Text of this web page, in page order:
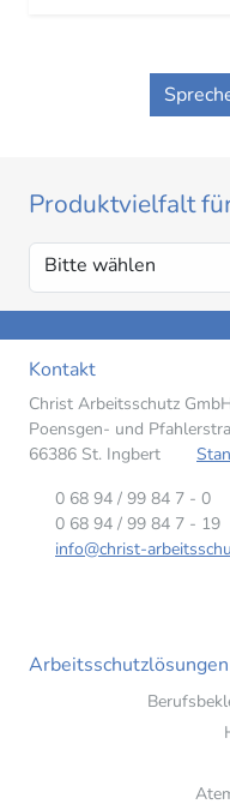
Produktvielfalt
Bitte wählen
Kontakt
Christ Arbeitsschutz
Poensgen- und
66386 St. Ingbert
0 68 94 / 99 84 7 - 0
0 68 94 / 99 84 7 - 19
info@christ-
Arbeitsschutzlösungen